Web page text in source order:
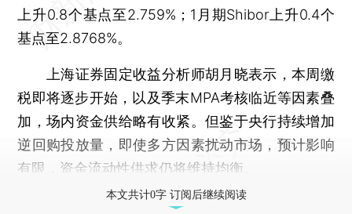
上升0.8个基点至2.759%；1月期Shibor上升0.4个
基点至2.8768%。
上海证券固定收益分析师胡月晓表示，本周缴
税即将逐步开始，以及季末MPA考核临近等因素叠
加，场内资金供给略有收紧。但鉴于央行持续增加
逆回购投放量，即使多方因素扰动市场，预计影响
有限，资金流动性供求仍将维持均衡。
本文共计0字 订阅后继续阅读